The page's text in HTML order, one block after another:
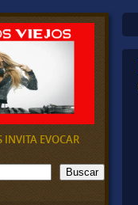
INVITA EVOCAR
Buscar